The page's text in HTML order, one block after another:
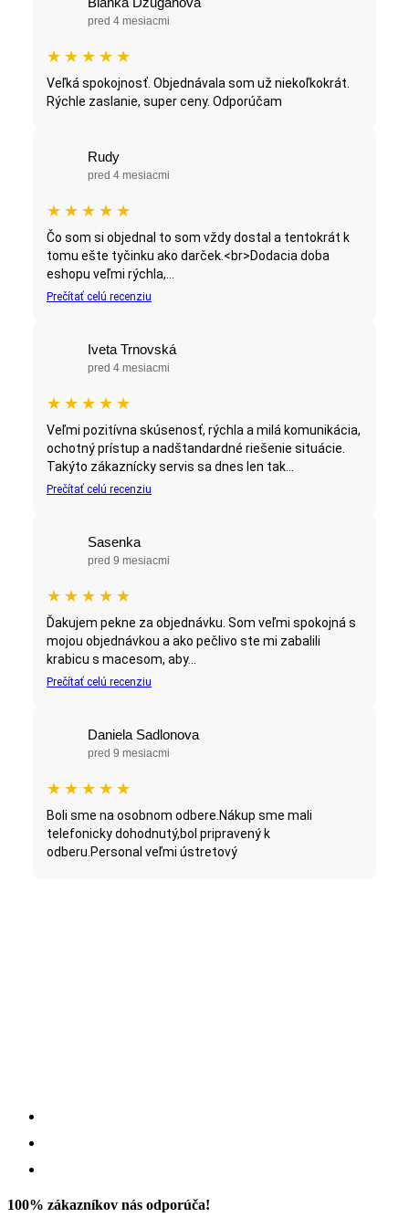
pred 4 mesiacmi
★ ★ ★ ★ ★
Veľká spokojnosť. Objednávala som už niekoľkokrát.
Rýchle zaslanie, super ceny. Odporúčam
Rudy
pred 4 mesiacmi
★ ★ ★ ★ ★
Čo som si objednal to som vždy dostal a tentokrát k
tomu ešte tyčinku ako darček.<br>Dodacia doba
eshopu veľmi rýchla,...
Prečítať celú recenziu
Iveta Trnovská
pred 4 mesiacmi
★ ★ ★ ★ ★
Veľmi pozitívna skúsenosť, rýchla a milá komunikácia,
ochotný prístup a nadštandardné riešenie situácie.
Takýto zákaznícky servis sa dnes len tak...
Prečítať celú recenziu
Sasenka
pred 9 mesiacmi
★ ★ ★ ★ ★
Ďakujem pekne za objednávku. Som veľmi spokojná s
mojou objednávkou a ako pečlivo ste mi zabalili
krabicu s macesom, aby...
Prečítať celú recenziu
Daniela Sadlonova
pred 9 mesiacmi
★ ★ ★ ★ ★
Boli sme na osobnom odbere.Nákup sme mali
telefonicky dohodnutý,bol pripravený k
odberu.Personal veľmi ústretový
100% zákazníkov nás odporúča!